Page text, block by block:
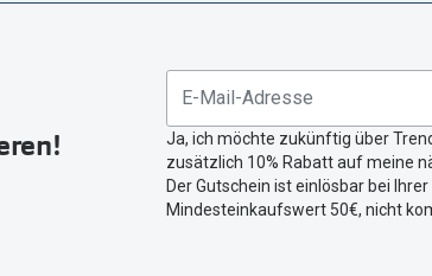
Ja, ich möchte zukünftig über
zusätzlich 10% Rabatt auf meine
Der Gutschein ist einlösbar bei
Mindesteinkaufswert 50€, nicht